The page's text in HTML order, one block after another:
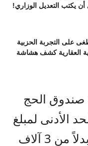
يكتب التعديل الوزاري!
على التجربة الحزبية
العقارية كشف هشاشة
صندوق الحج
الأدنى لمبلغ
الادخار ليصبح 3500 دينار بدلاً من 3 آلاف